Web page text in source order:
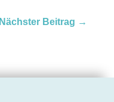
Nächster Beitrag →